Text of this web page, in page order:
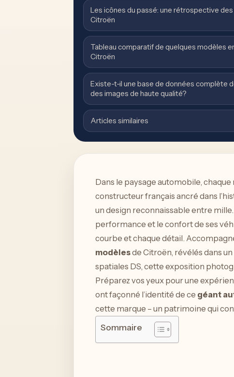
Les icônes du passé: une rétrospective
Citroën
Tableau comparatif de quelques modèles
Citroën
Existe-t-il une base de données complète
des images de haute qualité?
Articles similaires
Dans le paysage automobile,
constructeur français ancré dans
un design reconnaissable entre
performance et le confort de ses
courbe et chaque détail.
modèlesde Citroën, révélés dans
spatiales DS, cette exposition
Préparez vos yeux pour une
ont façonné l’identité de ce géant
cette marque – un patrimoine qui
Sommaire